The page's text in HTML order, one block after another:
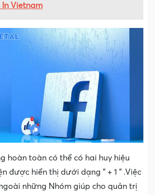
In Vietnam
hoàn toàn có thể có hai huy hiệu
được hiển thị dưới dạng ” + 1 ” .Việc
những Nhóm giúp cho quản trị